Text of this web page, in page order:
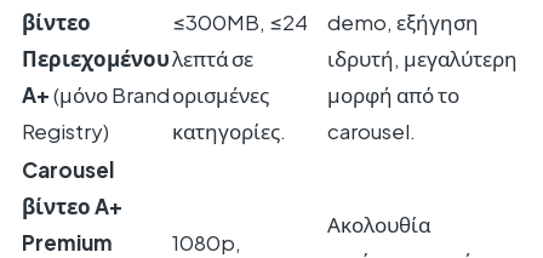
βίντεο
Περιεχομένου
A+(μόνο Brand
Registry)
≤300MB, ≤24
λεπτά σε
ορισμένες
κατηγορίες.
demo, εξήγηση
ιδρυτή, μεγαλύτερη
μορφή από το
carousel.
Carousel
βίντεο A+
Premium
1080p,
Ακολουθία